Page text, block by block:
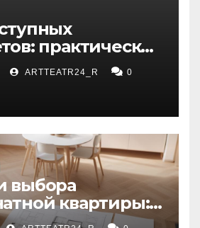
практические
ARTTEATR24_R 0
выбора
квартиры:
площадь,